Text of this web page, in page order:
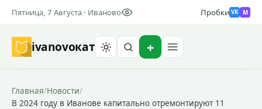
Пятница, 7 Августа · Иваново Пробки VK M
ivanovoкат
Главная/Новости/
В 2024 году в Иванове капитально отремонтируют 11